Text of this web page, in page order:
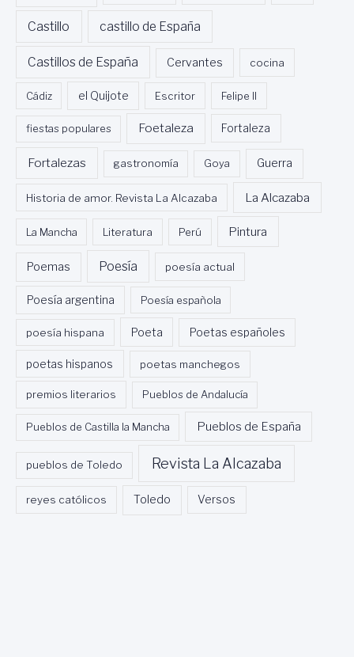
Castillo castillo de España
Castillos de España Cervantes cocina
Cádiz el Quijote Escritor Felipe II
fiestas populares Foetaleza Fortaleza
Fortalezas gastronomía Goya Guerra
Historia de amor. Revista La Alcazaba La Alcazaba
La Mancha Literatura Perú Pintura
Poemas Poesía poesía actual
Poesía argentina Poesía española
poesía hispana Poeta Poetas españoles
poetas hispanos poetas manchegos
premios literarios Pueblos de Andalucía
Pueblos de Castilla la Mancha Pueblos de España
pueblos de Toledo Revista La Alcazaba
reyes católicos Toledo Versos